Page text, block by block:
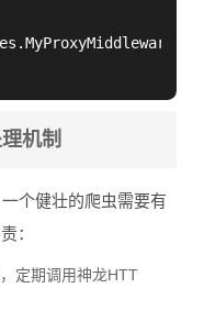
机制
个健壮的爬虫需要有
：
定期调用神龙HTT